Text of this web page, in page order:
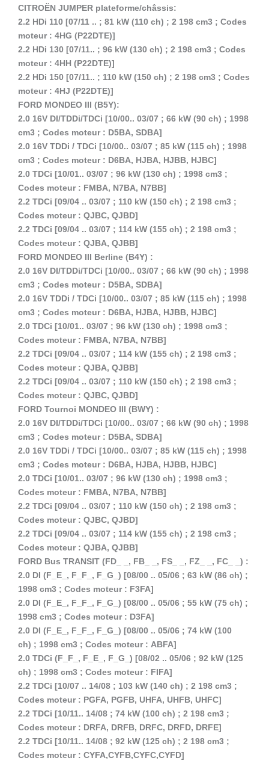
CITROËN JUMPER plateforme/châssis:
2.2 HDi 110 [07/11 .. ; 81 kW (110 ch) ; 2 198 cm3 ; Codes
moteur : 4HG (P22DTE)]
2.2 HDi 130 [07/11.. ; 96 kW (130 ch) ; 2 198 cm3 ; Codes
moteur : 4HH (P22DTE)]
2.2 HDi 150 [07/11.. ; 110 kW (150 ch) ; 2 198 cm3 ; Codes
moteur : 4HJ (P22DTE)]
FORD MONDEO III (B5Y):
2.0 16V DI/TDDi/TDCi [10/00.. 03/07 ; 66 kW (90 ch) ; 1998
cm3 ; Codes moteur : D5BA, SDBA]
2.0 16V TDDi / TDCi [10/00.. 03/07 ; 85 kW (115 ch) ; 1998
cm3 ; Codes moteur : D6BA, HJBA, HJBB, HJBC]
2.0 TDCi [10/01.. 03/07 ; 96 kW (130 ch) ; 1998 cm3 ;
Codes moteur : FMBA, N7BA, N7BB]
2.2 TDCi [09/04 .. 03/07 ; 110 kW (150 ch) ; 2 198 cm3 ;
Codes moteur : QJBC, QJBD]
2.2 TDCi [09/04 .. 03/07 ; 114 kW (155 ch) ; 2 198 cm3 ;
Codes moteur : QJBA, QJBB]
FORD MONDEO III Berline (B4Y) :
2.0 16V DI/TDDi/TDCi [10/00.. 03/07 ; 66 kW (90 ch) ; 1998
cm3 ; Codes moteur : D5BA, SDBA]
2.0 16V TDDi / TDCi [10/00.. 03/07 ; 85 kW (115 ch) ; 1998
cm3 ; Codes moteur : D6BA, HJBA, HJBB, HJBC]
2.0 TDCi [10/01.. 03/07 ; 96 kW (130 ch) ; 1998 cm3 ;
Codes moteur : FMBA, N7BA, N7BB]
2.2 TDCi [09/04 .. 03/07 ; 114 kW (155 ch) ; 2 198 cm3 ;
Codes moteur : QJBA, QJBB]
2.2 TDCi [09/04 .. 03/07 ; 110 kW (150 ch) ; 2 198 cm3 ;
Codes moteur : QJBC, QJBD]
FORD Tournoi MONDEO III (BWY) :
2.0 16V DI/TDDi/TDCi [10/00.. 03/07 ; 66 kW (90 ch) ; 1998
cm3 ; Codes moteur : D5BA, SDBA]
2.0 16V TDDi / TDCi [10/00.. 03/07 ; 85 kW (115 ch) ; 1998
cm3 ; Codes moteur : D6BA, HJBA, HJBB, HJBC]
2.0 TDCi [10/01.. 03/07 ; 96 kW (130 ch) ; 1998 cm3 ;
Codes moteur : FMBA, N7BA, N7BB]
2.2 TDCi [09/04 .. 03/07 ; 110 kW (150 ch) ; 2 198 cm3 ;
Codes moteur : QJBC, QJBD]
2.2 TDCi [09/04 .. 03/07 ; 114 kW (155 ch) ; 2 198 cm3 ;
Codes moteur : QJBA, QJBB]
FORD Bus TRANSIT (FD_ _, FB_ _, FS_ _, FZ_ _, FC_ _) :
2.0 DI (F_E_, F_F_, F_G_) [08/00 .. 05/06 ; 63 kW (86 ch) ;
1998 cm3 ; Codes moteur : F3FA]
2.0 DI (F_E_, F_F_, F_G_) [08/00 .. 05/06 ; 55 kW (75 ch) ;
1998 cm3 ; Codes moteur : D3FA]
2.0 DI (F_E_, F_F_, F_G_) [08/00 .. 05/06 ; 74 kW (100
ch) ; 1998 cm3 ; Codes moteur : ABFA]
2.0 TDCi (F_F_, F_E_, F_G_) [08/02 .. 05/06 ; 92 kW (125
ch) ; 1998 cm3 ; Codes moteur : FIFA]
2.2 TDCi [10/07 .. 14/08 ; 103 kW (140 ch) ; 2 198 cm3 ;
Codes moteur : PGFA, PGFB, UHFA, UHFB, UHFC]
2.2 TDCi [10/11.. 14/08 ; 74 kW (100 ch) ; 2 198 cm3 ;
Codes moteur : DRFA, DRFB, DRFC, DRFD, DRFE]
2.2 TDCi [10/11.. 14/08 ; 92 kW (125 ch) ; 2 198 cm3 ;
Codes moteur : CYFA,CYFB,CYFC,CYFD]